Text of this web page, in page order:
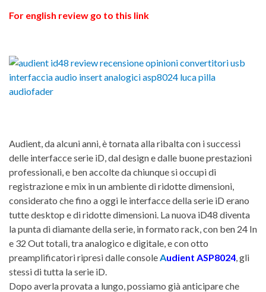
For english review go to this link
Audient, da alcuni anni, è tornata alla ribalta con i successi
delle interfacce serie iD, dal design e dalle buone prestazioni
professionali, e ben accolte da chiunque si occupi di
registrazione e mix in un ambiente di ridotte dimensioni,
considerato che fino a oggi le interfacce della serie iD erano
tutte desktop e di ridotte dimensioni. La nuova iD48 diventa
la punta di diamante della serie, in formato rack, con ben 24 In
e 32 Out totali, tra analogico e digitale, e con otto
preamplificatori ripresi dalle consoleAudient ASP8024, gli
stessi di tutta la serie iD.
Dopo averla provata a lungo, possiamo già anticipare che